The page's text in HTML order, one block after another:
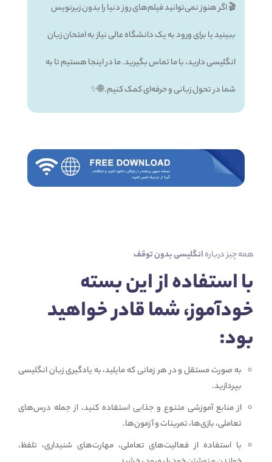
🎬 اگر هنوز نمی‌توانید فیلم‌های روز دنیا را بدون زیرنویس
ببینید یا برای ورود به یک دانشگاه عالی نیاز به امتحان زبان
انگلیسی دارید، با ما تماس بگیرید. ما در اینجا هستیم تا به
شما در تحول زبانی و حرفه‌ای کمک کنیم. 🌐✨
همه چیز دربارهانگلیسی بدون توقف
با استفاده از این بسته
خودآموز، شما قادر خواهید
بود:
به صورت مستقل و در هر زمانی که مایلید، به یادگیری زبان انگلیسی
بپردازید.
از منابع آموزشی متنوع و جذابی استفاده کنید، از جمله درس‌های
تعاملی، بازی‌ها، تمرینات و آزمون‌ها.
با استفاده از فعالیت‌های تعاملی، مهارت‌های شنیداری، تلفظ،